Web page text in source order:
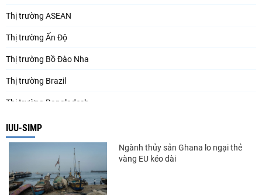
Thị trường ASEAN
Thị trường Ấn Độ
Thị trường Bồ Đào Nha
Thị trường Brazil
Thị trường Bangladesh
Thị trường Chile
Thị trường Ecuador
Thị trường EU
IUU-SIMP
Ngành thủy sản Ghana lo ngại thẻ
vàng EU kéo dài